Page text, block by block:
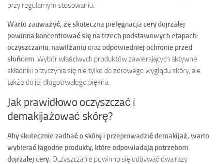
przy regularnym stosowaniu.
Warto zauważyć, że skuteczna pielęgnacja cery dojrzałej
powinna koncentrować się na trzech podstawowych etapach:
oczyszczaniu, nawilżaniuorazodpowiedniej ochronie przed
słońcem. Wybór właściwych produktów zawierających aktywne
składniki przyczynia się nie tylko do zdrowego wyglądu skóry, ale
także do jej długotrwałego piękna.
Jak prawidłowo oczyszczać i
demakijażować skórę?
Aby skutecznie zadbać o skórę i przeprowadzić demakijaż, warto
wybierać łagodne produkty, które odpowiadają potrzebom
dojrzałej cery. Oczyszczanie powinno się odbywać dwa razy